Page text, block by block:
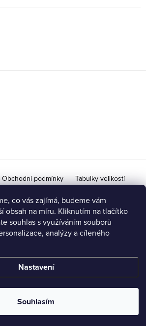
co vás zajímá, budeme vám
obsah na míru. Kliknutím na tlačítko
souhlas s využíváním souborů
analýzy a cíleného
Nastavení
Souhlasím
Obchodní podmínky Tabulky velikostí
/ Výměna vrácení zboží pro SR
údajů a podmínky zpracování
/ výměny zboží do 14 dní
nastavení cookies